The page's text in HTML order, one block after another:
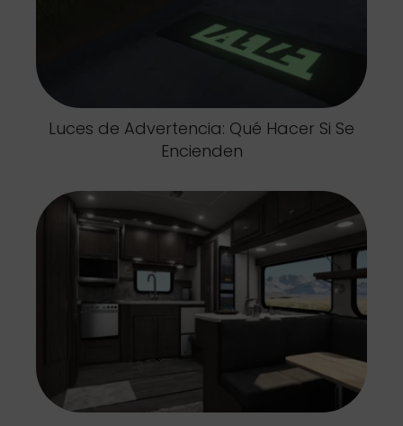
Luces de Advertencia: Qué Hacer Si Se
Encienden